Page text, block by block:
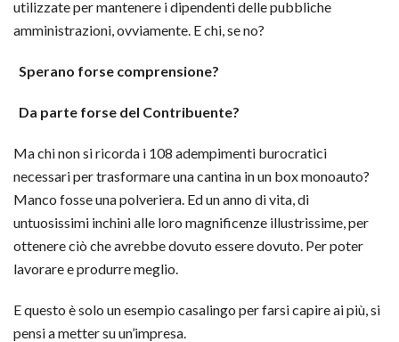
utilizzate per mantenere i dipendenti delle pubbliche
amministrazioni, ovviamente. E chi, se no?
Sperano forse comprensione?
Da parte forse del Contribuente?
Ma chi non si ricorda i 108 adempimenti burocratici
necessari per trasformare una cantina in un box monoauto?
Manco fosse una polveriera. Ed un anno di vita, di
untuosissimi inchini alle loro magnificenze illustrissime, per
ottenere ciò che avrebbe dovuto essere dovuto. Per poter
lavorare e produrre meglio.
E questo è solo un esempio casalingo per farsi capire ai più, si
pensi a metter su un’impresa.